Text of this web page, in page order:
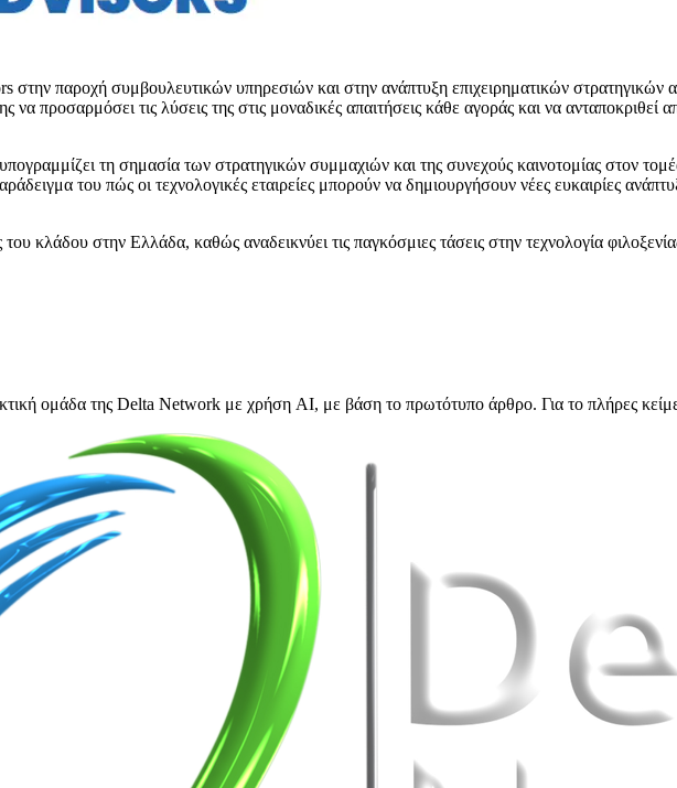
στην παροχή συμβουλευτικών υπηρεσιών και στην ανάπτυξη επιχειρηματικών στρατηγικών
να προσαρμόσει τις λύσεις της στις μοναδικές απαιτήσεις κάθε αγοράς και να ανταποκριθεί
τη σημασία των στρατηγικών συμμαχιών και της συνεχούς καινοτομίας στον
του πώς οι τεχνολογικές εταιρείες μπορούν να δημιουργήσουν νέες ευκαιρίες
κλάδου στην Ελλάδα, καθώς αναδεικνύει τις παγκόσμιες τάσεις στην τεχνολογία
ομάδα της Delta Network με χρήση AI, με βάση το πρωτότυπο άρθρο. Για το πλήρες